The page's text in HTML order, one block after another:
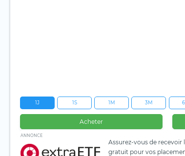
1J 1S 1M 3M
Acheter
ANNONCE
Assurez-vous de recevoir
gratuit pour vos